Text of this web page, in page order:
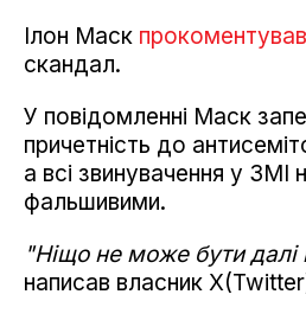
Ілон Маск прокоментував
скандал.
У повідомленні Маск
причетність до
а всі звинувачення у ЗМІ
фальшивими.
"Ніщо не може бути далі
написав власник